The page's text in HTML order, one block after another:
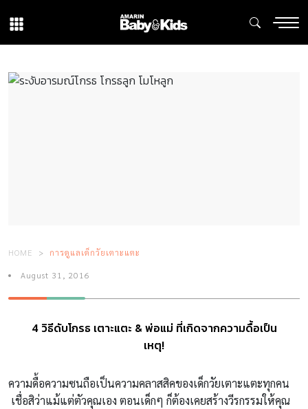
HOME การดูแลเด็กวัยเตาะแตะ
August 31, 2016
4 วิธีดับโกรธ เตาะแตะ & พ่อแม่ ที่เกิดจากความดื้อเป็น
เหตุ!
ความดื้อความซนถือเป็นความคลาสสิคของเด็กวัยเตาะแตะทุกคน
เชื่อสิว่าแม้แต่ตัวคุณเอง ตอนเด็กๆ ก็ต้องเคยสร้างวีรกรรมให้คุณ